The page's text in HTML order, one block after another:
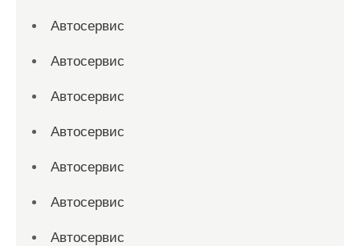
Автосервис
Автосервис
Автосервис
Автосервис
Автосервис
Автосервис
Автосервис